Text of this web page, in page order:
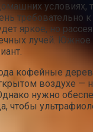
условиях,
требовательно
яркое, но
лучей. Южное
кофейные
воздухе —
нужно
чтобы